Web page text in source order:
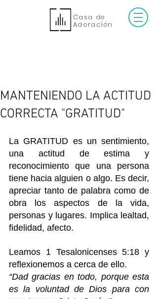
Casa de
Adoración
MANTENIENDO LA ACTITUD
CORRECTA "GRATITUD"
La GRATITUD es un sentimiento,
una actitud de estima y
reconocimiento que una persona
tiene hacia alguien o algo. Es decir,
apreciar tanto de palabra como de
obra los aspectos de la vida,
personas y lugares. Implica lealtad,
fidelidad, afecto.
Leamos 1 Tesalonicenses 5:18 y
reflexionemos a cerca de ello.
“Dad gracias en todo, porque esta
es la voluntad de Dios para con